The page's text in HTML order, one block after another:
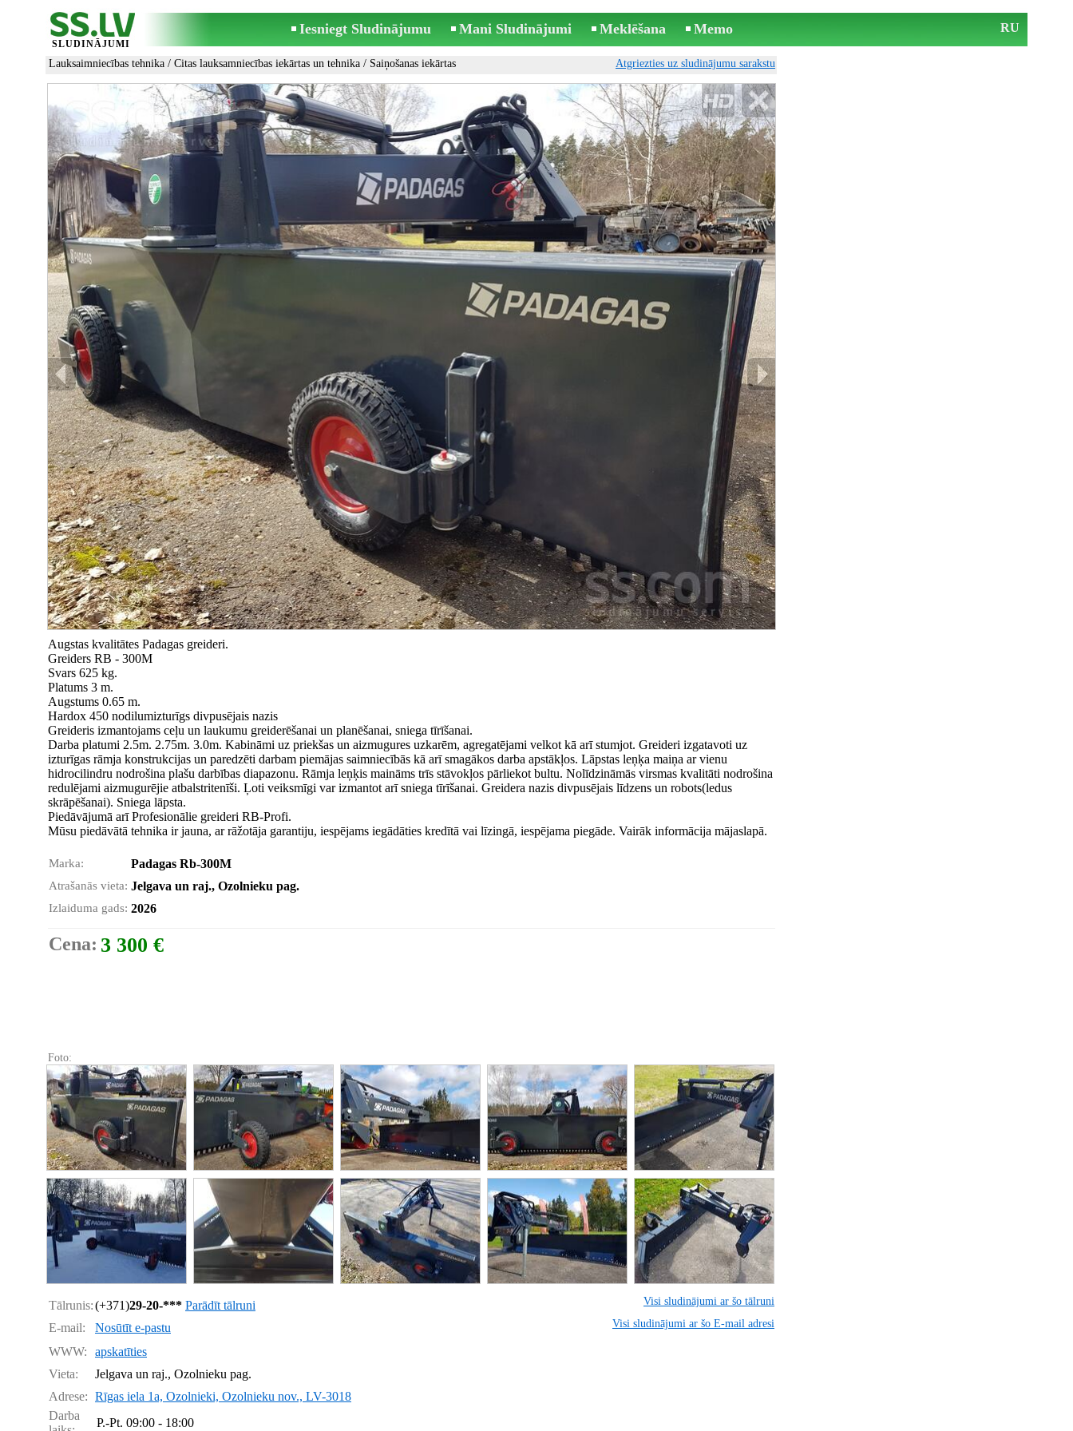
SLUDINĀJUMI
Iesniegt Sludinājumu Mani Sludinājumi Meklēšana Memo RU
Lauksaimniecības tehnika / Citas lauksamniecības iekārtas un tehnika / Saiņošanas iekārtas Atgriezties uz sludinājumu sarakstu
Augstas kvalitātes Padagas greideri.
Greiders RB - 300M
Svars 625 kg.
Platums 3 m.
Augstums 0.65 m.
Hardox 450 nodilumizturīgs divpusējais nazis
Greideris izmantojams ceļu un laukumu greiderēšanai un planēšanai, sniega tīrīšanai.
Darba platumi 2.5m. 2.75m. 3.0m. Kabināmi uz priekšas un aizmugures uzkarēm, agregatējami velkot kā arī stumjot. Greideri izgatavoti uz
izturīgas rāmja konstrukcijas un paredzēti darbam piemājas saimniecībās kā arī smagākos darba apstākļos. Lāpstas leņķa maiņa ar vienu
hidrocilindru nodrošina plašu darbības diapazonu. Rāmja leņķis maināms trīs stāvokļos pārliekot bultu. Nolīdzināmās virsmas kvalitāti nodrošina
redulējami aizmugurējie atbalstritenīši. Ļoti veiksmīgi var izmantot arī sniega tīrīšanai. Greidera nazis divpusējais līdzens un robots(ledus
skrāpēšanai). Sniega lāpsta.
Piedāvājumā arī Profesionālie greideri RB-Profi.
Mūsu piedāvātā tehnika ir jauna, ar rāžotāja garantiju, iespējams iegādāties kredītā vai līzingā, iespējama piegāde. Vairāk informācija mājaslapā.
Marka: Padagas Rb-300M
Atrašanās vieta: Jelgava un raj., Ozolnieku pag.
Izlaiduma gads: 2026
Cena: 3 300 €
Foto:
Tālrunis:(+371)29-20-*** Parādīt tālruni Visi sludinājumi ar šo tālruni
E-mail: Nosūtīt e-pastu Visi sludinājumi ar šo E-mail adresi
WWW:
apskatīties
Vieta:
Jelgava un raj., Ozolnieku pag.
Adrese: Rīgas iela 1a, Ozolnieki, Ozolnieku nov., LV-3018
Darba
P.-Pt. 09:00 - 18:00